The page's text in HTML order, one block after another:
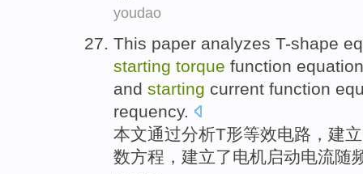
youdao
This paper analyzes T-shape
starting torque function equation
and starting current function
requency.
本文通过分析T形等效电路 ， 建立
数方程 ，建立了电机启动电流随